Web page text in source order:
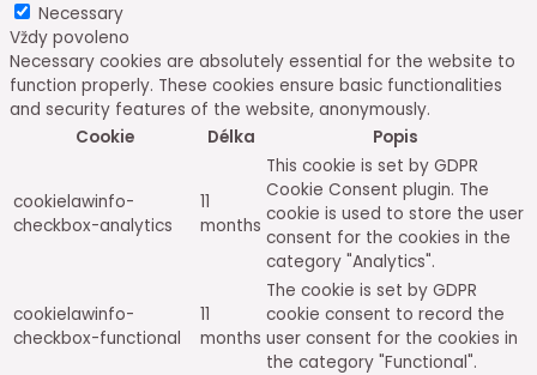
Necessary
Vždy povoleno
Necessary cookies are absolutely essential for the website to
function properly. These cookies ensure basic functionalities
and security features of the website, anonymously.
Cookie
Délka Popis
cookielawinfo-
checkbox-analytics
11
months
This cookie is set by GDPR
Cookie Consent plugin. The
cookie is used to store the user
consent for the cookies in the
category "Analytics".
cookielawinfo-
checkbox-functional
11
months
The cookie is set by GDPR
cookie consent to record the
user consent for the cookies in
the category "Functional".